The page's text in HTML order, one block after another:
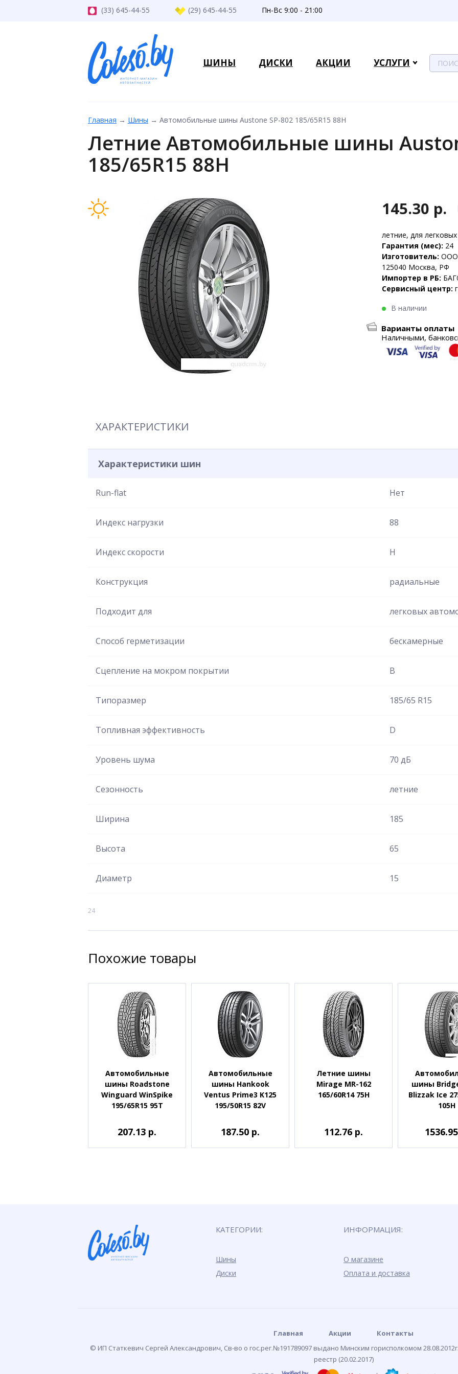
(33) 645-44-55 (29) 645-44-55 Пн-Вс 9:00 - 21:00
ШИНЫ ДИСКИ АКЦИИ УСЛУГИ
Главная → Шины → Автомобильные шины Austone SP-802 185/65R15 88H
Летние Автомобильные шины
185/65R15 88H
145.30 р.
летние, для
Гарантия (мес): 24
Изготовитель: ООО
125040 Москва, РФ
Импортер в РБ:
Сервисный центр:
В наличии
Варианты оплаты
Наличными,
ХАРАКТЕРИСТИКИ
Характеристики шин
Run-flat Нет
Индекс нагрузки 88
Индекс скорости H
Конструкция радиальные
Подходит для легковых
Способ герметизации бескамерные
Сцепление на мокром покрытии B
Типоразмер 185/65 R15
Топливная эффективность D
Уровень шума 70 дБ
Сезонность летние
Ширина 185
Высота 65
Диаметр 15
24
Похожие товары
Автомобильные
шины Roadstone
Winguard WinSpike
195/65R15 95T
207.13 р.
Автомобильные
шины Hankook
Ventus Prime3 K125
195/50R15 82V
187.50 р.
Летние шины
Mirage MR-162
165/60R14 75H
112.76 р.
шины
Blizzak Ice
105H
КАТЕГОРИИ:
Шины
Диски
ИНФОРМАЦИЯ:
О магазине
Оплата и доставка
Главная Акции
Контакты
© ИП Статкевич Сергей Александрович, Св-во о гос.рег.№191789097 выдано Минским горисполкомом
реестр (20.02.2017)